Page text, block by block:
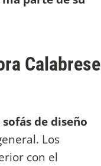
Calabrese
de diseño
Los
con el